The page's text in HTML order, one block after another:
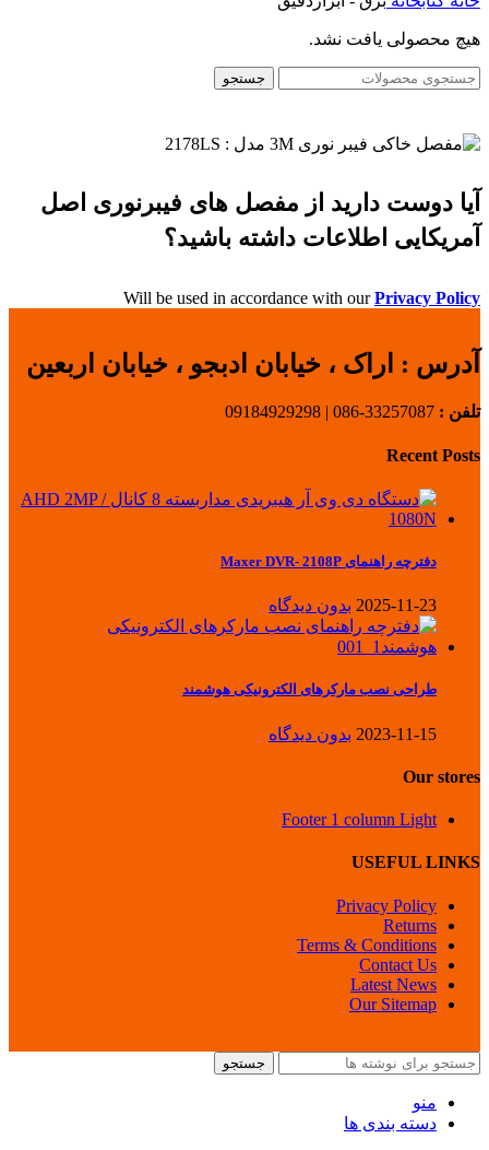
هیچ محصولی یافت نشد.
جستجو
آیا دوست دارید از مفصل های فیبرنوری اصل
آمریکایی اطلاعات داشته باشید؟
Will be used in accordance with ourPrivacy Policy
آدرس : اراک ، خیابان ادبجو ، خیابان اربعین
تلفن : 33257087-086 | 09184929298
Recent Posts
دفترچه راهنمای Maxer DVR- 2108P
2025-11-23 بدون دیدگاه
طراحی نصب مارکرهای الکترونیکی هوشمند
2023-11-15 بدون دیدگاه
Our stores
Footer 1 column Light
USEFUL LINKS
Privacy Policy
Returns
Terms & Conditions
Contact Us
Latest News
Our Sitemap
جستجو
منو
دسته بندی ها